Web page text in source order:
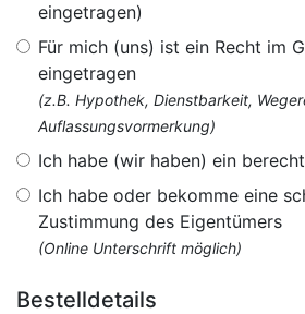
eingetragen)
Für mich (uns) ist ein Recht im
eingetragen
(z.B. Hypothek, Dienstbarkeit,
Auflassungsvormerkung)
Ich habe (wir haben) ein
Ich habe oder bekomme eine
Zustimmung des Eigentümers
(Online Unterschrift möglich)
Bestelldetails